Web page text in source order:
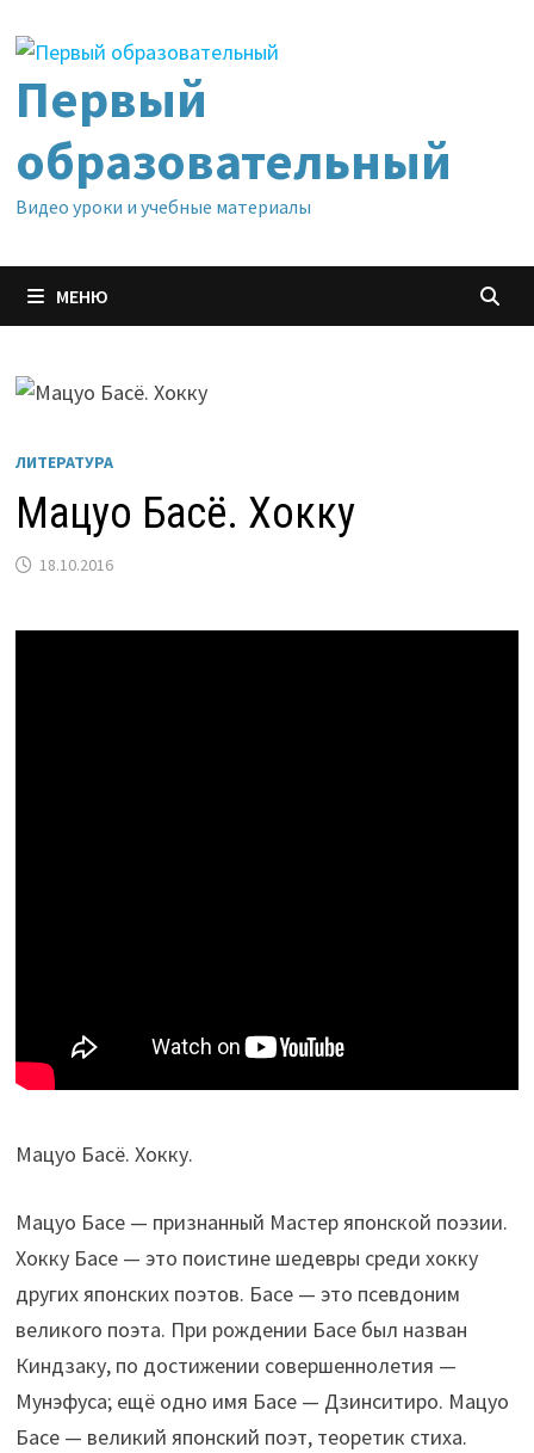
содержимому
Первый
образовательный
Видео уроки и учебные материалы
МЕНЮ
ЛИТЕРАТУРА
Мацуо Басё. Хокку
18.10.2016
Мацуо Басё. Хокку.
Мацуо Басе — признанный Мастер японской поэзии.
Хокку Басе — это поистине шедевры среди хокку
других японских поэтов. Басе — это псевдоним
великого поэта. При рождении Басе был назван
Киндзаку, по достижении совершеннолетия —
Мунэфуса; ещё одно имя Басе — Дзинситиро. Мацуо
Басе — великий японский поэт, теоретик стиха.